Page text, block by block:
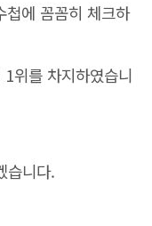
첩에 꼼꼼히 체크하
위를 차지하였습니
습니다.